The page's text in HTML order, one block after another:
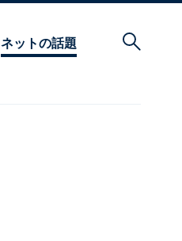
ネットの話題